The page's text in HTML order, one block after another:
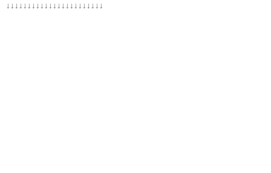
↓↓↓↓↓↓↓↓↓↓↓↓↓↓↓↓↓↓↓↓↓↓↓